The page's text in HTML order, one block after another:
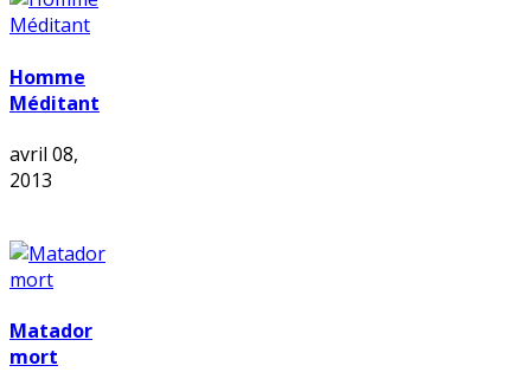
Homme
Méditant
avril 08,
2013
Matador
mort